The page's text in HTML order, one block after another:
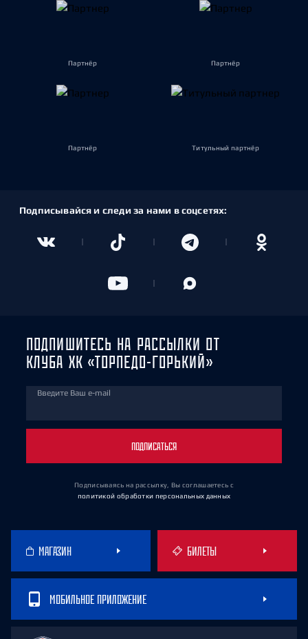
Партнёр Партнёр
Партнёр Титульный партнёр
Подписывайся и следи за нами в соцсетях:
ПОДПИШИТЕСЬ НА РАССЫЛКИ ОТ
КЛУБА ХК «ТОРПЕДО-ГОРЬКИЙ»
Введите Ваш e-mail
ПОДПИСАТЬСЯ
Подписываясь на рассылку, Вы соглашаетесь с
политикой обработки персональных данных
МАГАЗИН БИЛЕТЫ
МОБИЛЬНОЕ ПРИЛОЖЕНИЕ